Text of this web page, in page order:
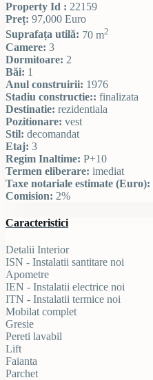
Property Id : 22159
Preț: 97,000 Euro
Suprafața utilă: 70 m2
Camere: 3
Dormitoare: 2
Băi: 1
Anul construirii: 1976
Stadiu constructie:: finalizata
Destinatie: rezidentiala
Pozitionare: vest
Stil: decomandat
Etaj: 3
Regim Inaltime: P+10
Termen eliberare: imediat
Taxe notariale estimate (Euro):
Comision: 2%
Caracteristici
Detalii Interior
ISN - Instalatii santitare noi
Apometre
IEN - Instalatii electrice noi
ITN - Instalatii termice noi
Mobilat complet
Gresie
Pereti lavabil
Lift
Faianta
Parchet